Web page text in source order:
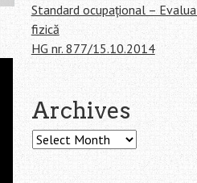
Standard ocupațional –
fizică
HG nr. 877/15.10.2014
Archives
Archives